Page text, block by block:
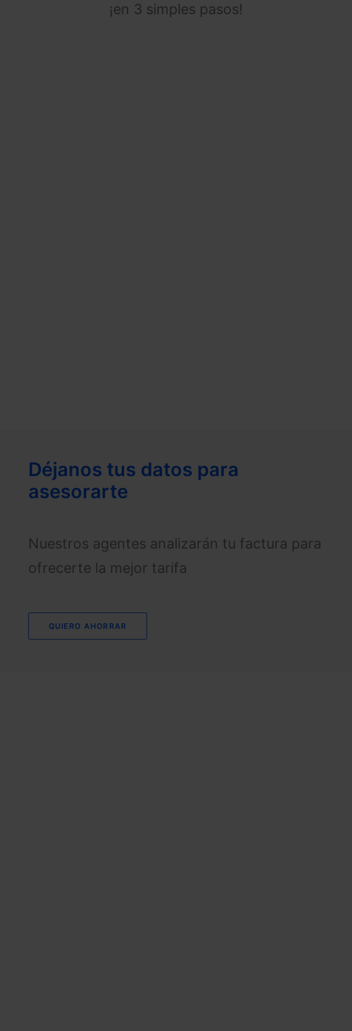
¡en 3 simples pasos!
Déjanos tus datos para
asesorarte
Nuestros agentes analizarán tu factura para
ofrecerte la mejor tarifa
QUIERO AHORRAR